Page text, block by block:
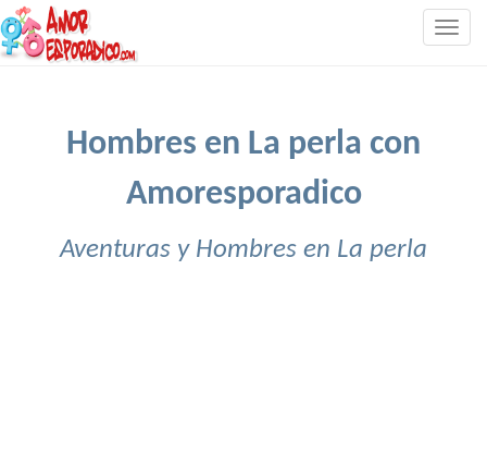
Hombres en La perla con
Amoresporadico
Aventuras y Hombres en La perla